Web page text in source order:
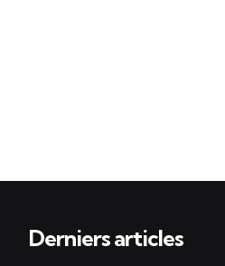
Derniers articles